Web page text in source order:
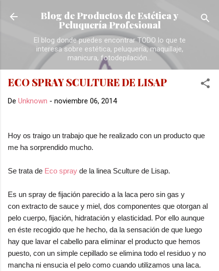
Ir al contenido principal
Blog de Productos de Estética y
Peluquería Profesional
El blog donde puedes encontrar TODO lo que te
interesa sobre estética, peluquería, maquillaje,
manicura, fotodepilación...
ECO SPRAY SCULTURE DE LISAP
De Unknown - noviembre 06, 2014
Hoy os traigo un trabajo que he realizado con un producto que
me ha sorprendido mucho.
Se trata de Eco spray de la linea Sculture de Lisap.
Es un spray de fijación parecido a la laca pero sin gas y
con extracto de sauce y miel, dos componentes que otorgan al
pelo cuerpo, fijación, hidratación y elasticidad. Por ello aunque
en éste recogido que he hecho, da la sensación de que luego
hay que lavar el cabello para eliminar el producto que hemos
puesto, con un simple cepillado se elimina todo el residuo y no
mancha ni ensucia el pelo como cuando utilizamos una laca.